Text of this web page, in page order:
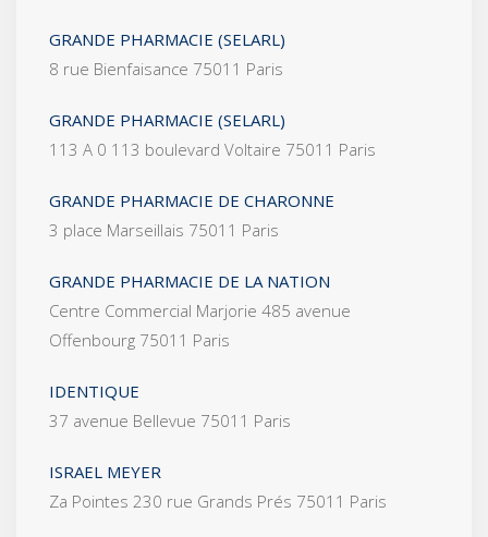
GRANDE PHARMACIE (SELARL)
8 rue Bienfaisance 75011 Paris
GRANDE PHARMACIE (SELARL)
113 A 0 113 boulevard Voltaire 75011 Paris
GRANDE PHARMACIE DE CHARONNE
3 place Marseillais 75011 Paris
GRANDE PHARMACIE DE LA NATION
Centre Commercial Marjorie 485 avenue
Offenbourg 75011 Paris
IDENTIQUE
37 avenue Bellevue 75011 Paris
ISRAEL MEYER
Za Pointes 230 rue Grands Prés 75011 Paris